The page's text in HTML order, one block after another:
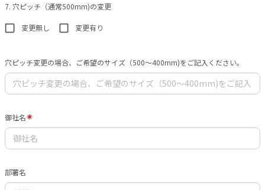
7. 穴ピッチ（通常500mm)の変更
変更無し 変更有り
穴ピッチ変更の場合、ご希望のサイズ（500〜400mm)をご記入ください。
御社名
部署名